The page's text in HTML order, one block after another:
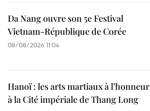
Da Nang ouvre son 5e Festival
Vietnam-République de Corée
08/08/2026 11:04
Hanoï : les arts martiaux à l’honneur
à la Cité impériale de Thang Long